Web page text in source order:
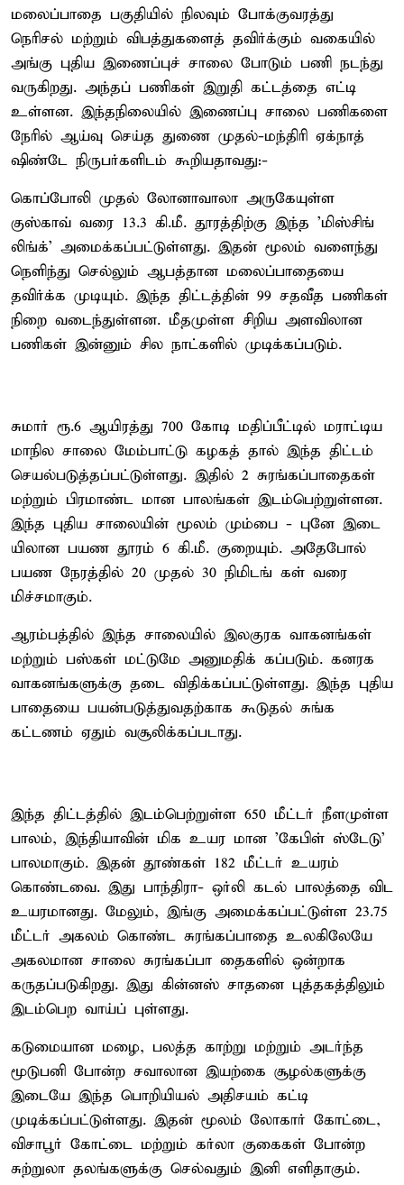
மலைப்பாதை பகுதியில் நிலவும் போக்குவரத்து
நெரிசல் மற்றும் விபத்துகளைத் தவிர்க்கும் வகையில்
அங்கு புதிய இணைப்புச் சாலை போடும் பணி நடந்து
வருகிறது. அந்தப் பணிகள் இறுதி கட்டத்தை எட்டி
உள்ளன. இந்தநிலையில் இணைப்பு சாலை பணிகளை
நேரில் ஆய்வு செய்த துணை முதல்-மந்திரி ஏக்நாத்
ஷிண்டே நிருபர்களிடம் கூறியதாவது:-
கொப்போலி முதல் லோனாவாலா அருகேயுள்ள
குஸ்காவ் வரை 13.3 கி.மீ. தூரத்திற்கு இந்த 'மிஸ்சிங்
லிங்க்' அமைக்கப்பட்டுள்ளது. இதன் மூலம் வளைந்து
நெளிந்து செல்லும் ஆபத்தான மலைப்பாதையை
தவிர்க்க முடியும். இந்த திட்டத்தின் 99 சதவீத பணிகள்
நிறை வடைந்துள்ளன. மீதமுள்ள சிறிய அளவிலான
பணிகள் இன்னும் சில நாட்களில் முடிக்கப்படும்.
சுமார் ரூ.6 ஆயிரத்து 700 கோடி மதிப்பீட்டில் மராட்டிய
மாநில சாலை மேம்பாட்டு கழகத் தால் இந்த திட்டம்
செயல்படுத்தப்பட்டுள்ளது. இதில் 2 சுரங்கப்பாதைகள்
மற்றும் பிரமாண்ட மான பாலங்கள் இடம்பெற்றுள்ளன.
இந்த புதிய சாலையின் மூலம் மும்பை - புனே இடை
யிலான பயண தூரம் 6 கி.மீ. குறையும். அதேபோல்
பயண நேரத்தில் 20 முதல் 30 நிமிடங் கள் வரை
மிச்சமாகும்.
ஆரம்பத்தில் இந்த சாலையில் இலகுரக வாகனங்கள்
மற்றும் பஸ்கள் மட்டுமே அனுமதிக் கப்படும். கனரக
வாகனங்களுக்கு தடை விதிக்கப்பட்டுள்ளது. இந்த புதிய
பாதையை பயன்படுத்துவதற்காக கூடுதல் சுங்க
கட்டணம் ஏதும் வசூலிக்கப்படாது.
இந்த திட்டத்தில் இடம்பெற்றுள்ள 650 மீட்டர் நீளமுள்ள
பாலம், இந்தியாவின் மிக உயர மான 'கேபிள் ஸ்டேடு'
பாலமாகும். இதன் தூண்கள் 182 மீட்டர் உயரம்
கொண்டவை. இது பாந்திரா- ஒர்லி கடல் பாலத்தை விட
உயரமானது. மேலும், இங்கு அமைக்கப்பட்டுள்ள 23.75
மீட்டர் அகலம் கொண்ட சுரங்கப்பாதை உலகிலேயே
அகலமான சாலை சுரங்கப்பா தைகளில் ஒன்றாக
கருதப்படுகிறது. இது கின்னஸ் சாதனை புத்தகத்திலும்
இடம்பெற வாய்ப் புள்ளது.
கடுமையான மழை, பலத்த காற்று மற்றும் அடர்ந்த
மூடுபனி போன்ற சவாலான இயற்கை சூழல்களுக்கு
இடையே இந்த பொறியியல் அதிசயம் கட்டி
முடிக்கப்பட்டுள்ளது. இதன் மூலம் லோகார் கோட்டை,
விசாபூர் கோட்டை மற்றும் கர்லா குகைகள் போன்ற
சுற்றுலா தலங்களுக்கு செல்வதும் இனி எளிதாகும்.